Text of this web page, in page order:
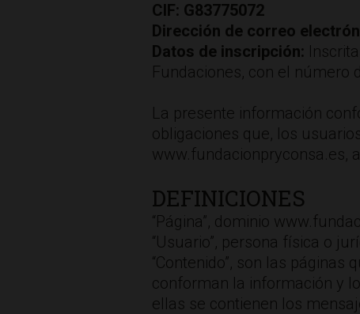
CIF: G83775072
Dirección de correo
Datos de inscripción:
Fundaciones, con el número
La presente información
obligaciones que, los
www.fundacionpryconsa.es,
DEFINICIONES
“Página”, dominio
“Usuario”, persona física o
“Contenido”, son las
conforman la información y
ellas se contienen los